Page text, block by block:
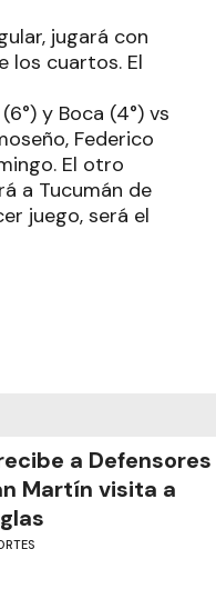
jugará con
los cuartos. El
y Boca (4°) vs
Federico
El otro
a Tucumán de
juego, será el
a Defensores
Martín visita a